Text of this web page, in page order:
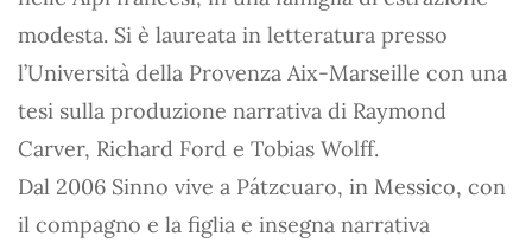
modesta. Si è laureata in letteratura presso
l’Università della Provenza Aix-Marseille con una
tesi sulla produzione narrativa di Raymond
Carver, Richard Ford e Tobias Wolff.
Dal 2006 Sinno vive a Pátzcuaro, in Messico, con
il compagno e la figlia e insegna narrativa